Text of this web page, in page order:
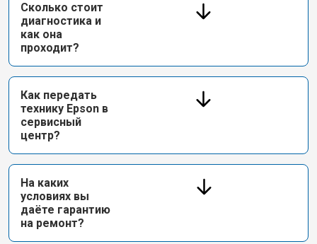
Сколько стоит
диагностика и
как она
проходит?
Как передать
технику Epson в
сервисный
центр?
На каких
условиях вы
даёте гарантию
на ремонт?